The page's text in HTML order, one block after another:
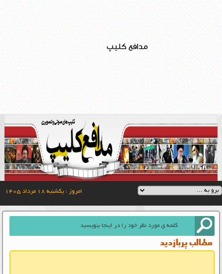
مدافع کلیپ
امروز : یکشنبه ۱۸ مرداد ۱۴۰۵
مطالب پربازدید